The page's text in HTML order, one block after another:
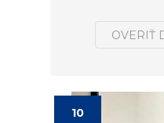
OVERIŤ
10